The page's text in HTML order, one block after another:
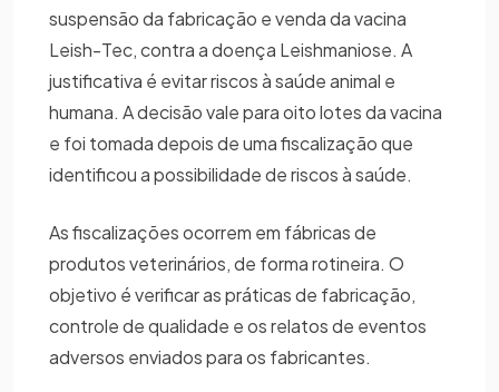
suspensão da fabricação e venda da vacina
Leish-Tec, contra a doença Leishmaniose. A
justificativa é evitar riscos à saúde animal e
humana. A decisão vale para oito lotes da vacina
e foi tomada depois de uma fiscalização que
identificou a possibilidade de riscos à saúde.
As fiscalizações ocorrem em fábricas de
produtos veterinários, de forma rotineira. O
objetivo é verificar as práticas de fabricação,
controle de qualidade e os relatos de eventos
adversos enviados para os fabricantes.